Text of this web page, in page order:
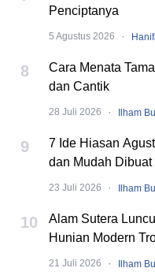
Penciptanya
5 Agustus 2026 ·
8
Cara Menata
dan Cantik
28 Juli 2026 · Ilham
9
7 Ide Hiasan
dan Mudah Dibuat
23 Juli 2026 · Ilham
10
Alam Sutera
Hunian Modern
Sutera
21 Juli 2026 · Ilham